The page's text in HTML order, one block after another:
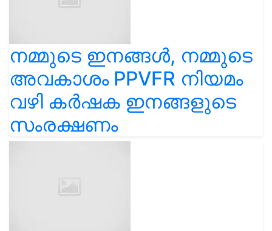
നമ്മുടെ ഇനങ്ങൾ, നമ്മുടെ
അവകാശം PPVFR നിയമം
വഴി കർഷക ഇനങ്ങളുടെ
സംരക്ഷണം